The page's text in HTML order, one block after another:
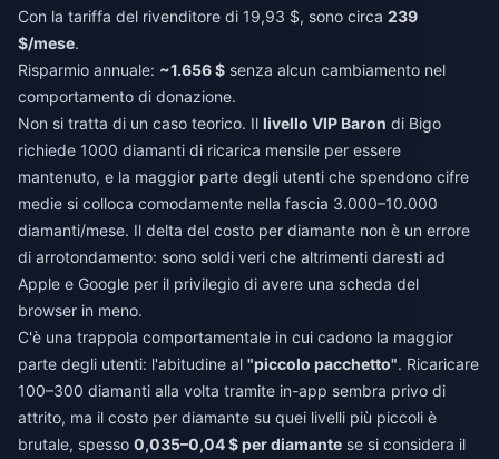
Con la tariffa del rivenditore di 19,93 $, sono circa 239
$/mese.
Risparmio annuale: ~1.656 $ senza alcun cambiamento nel
comportamento di donazione.
Non si tratta di un caso teorico. Il livello VIP Baron di Bigo
richiede 1000 diamanti di ricarica mensile per essere
mantenuto, e la maggior parte degli utenti che spendono cifre
medie si colloca comodamente nella fascia 3.000–10.000
diamanti/mese. Il delta del costo per diamante non è un errore
di arrotondamento: sono soldi veri che altrimenti daresti ad
Apple e Google per il privilegio di avere una scheda del
browser in meno.
C'è una trappola comportamentale in cui cadono la maggior
parte degli utenti: l'abitudine al "piccolo pacchetto". Ricaricare
100–300 diamanti alla volta tramite in-app sembra privo di
attrito, ma il costo per diamante su quei livelli più piccoli è
brutale, spesso 0,035–0,04 $ per diamante se si considera il